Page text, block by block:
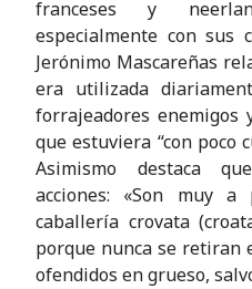
franceses y
especialmente con sus
Jerónimo Mascareñas
era utilizada
forrajeadores enemigos
que estuviera “con poco
Asimismo destaca
acciones: «Son muy
caballería crovata
porque nunca se retiran
ofendidos en grueso,